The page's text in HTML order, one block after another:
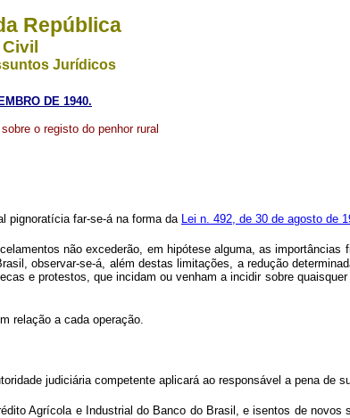
República
Jurídicos
DE 1940.
o registo do penhor rural
pignoratícia far-se-á na forma da Lei n. 492, de 30 de agosto de
não excederão, em hipótese alguma, as importâncias
observar-se-á, além destas limitações, a redução
e protestos, que incidam ou venham a incidir sobre
relação a cada operação.
judiciária competente aplicará ao responsável a pena de
Agrícola e Industrial do Banco do Brasil, e isentos de novos